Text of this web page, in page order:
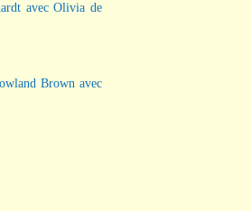
avec Olivia de
Brown avec